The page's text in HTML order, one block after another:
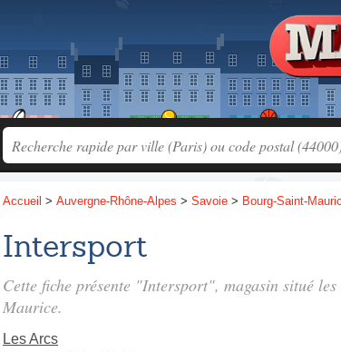
Accueil > Auvergne-Rhône-Alpes > Savoie > Bourg-Saint-
Intersport
Cette fiche présente "Intersport", magasin situé
Maurice.
Les Arcs